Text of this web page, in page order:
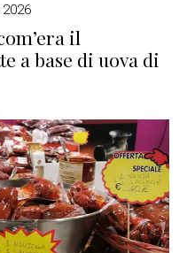
il
a base di uova di